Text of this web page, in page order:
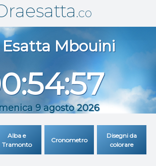
.co
Mbouini
9 agosto 2026
Alba e
Tramonto
Cronometro
Disegni da
colorare